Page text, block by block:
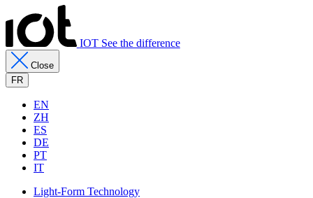
IOT See the difference
Close
FR
EN
ZH
ES
DE
PT
IT
Light-Form Technology